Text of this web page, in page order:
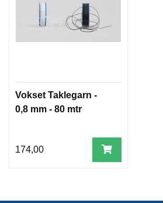
Vokset Taklegarn -
0,8 mm - 80 mtr
174,00